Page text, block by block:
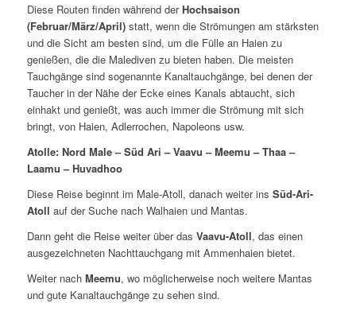
Diese Routen finden während der Hochsaison
(Februar/März/April)statt, wenn die Strömungen am stärksten
und die Sicht am besten sind, um die Fülle an Haien zu
genießen, die die Malediven zu bieten haben. Die meisten
Tauchgänge sind sogenannte Kanaltauchgänge, bei denen der
Taucher in der Nähe der Ecke eines Kanals abtaucht, sich
einhakt und genießt, was auch immer die Strömung mit sich
bringt, von Haien, Adlerrochen, Napoleons usw.
Atolle: Nord Male – Süd Ari – Vaavu – Meemu – Thaa –
Laamu – Huvadhoo
Diese Reise beginnt im Male-Atoll, danach weiter ins Süd-Ari-
Atoll auf der Suche nach Walhaien und Mantas.
Dann geht die Reise weiter über das Vaavu-Atoll, das einen
ausgezeichneten Nachttauchgang mit Ammenhaien bietet.
Weiter nach Meemu, wo möglicherweise noch weitere Mantas
und gute Kanaltauchgänge zu sehen sind.